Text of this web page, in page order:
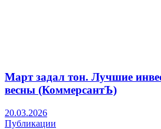
Март задал тон. Лучшие
весны (КоммерсантЪ)
20.03.2026
Публикации